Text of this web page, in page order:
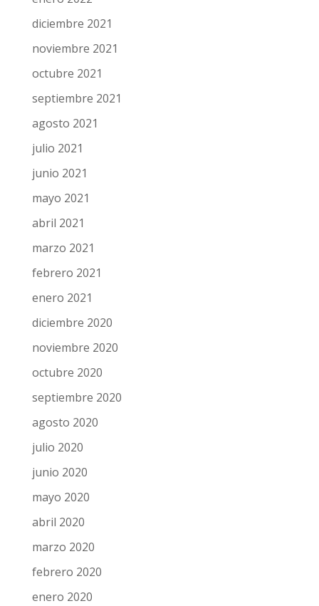
diciembre 2021
noviembre 2021
octubre 2021
septiembre 2021
agosto 2021
julio 2021
junio 2021
mayo 2021
abril 2021
marzo 2021
febrero 2021
enero 2021
diciembre 2020
noviembre 2020
octubre 2020
septiembre 2020
agosto 2020
julio 2020
junio 2020
mayo 2020
abril 2020
marzo 2020
febrero 2020
enero 2020